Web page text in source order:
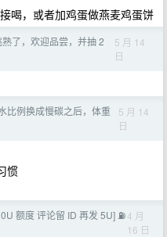
喝，或者加鸡蛋做燕麦鸡蛋饼
了，欢迎品尝，并抽 2
5 月 14
日
比例换成慢碳之后，体重
5 月 14
日
惯
额度 评论留 ID 再发 5U] ⛽4 月
16 日